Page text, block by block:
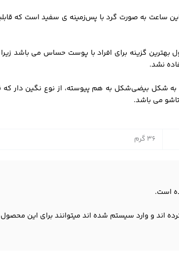
ساعت به صورت گرد با پس‌زمینه ی سفید است که
بهترین گزینه برای افراد با پوست حساس می باشد
نشد.
شکل بیضی‌شکل به هم پیوسته، از نوع نگین دار که
تاشو می باشد.
36 گرم
است.
اند و وارد سیستم شده اند میتوانند برای این محصول